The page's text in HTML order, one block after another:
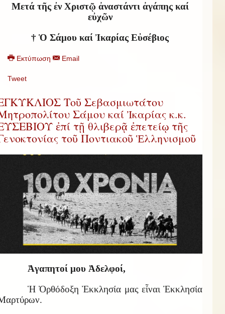
Μετά τῆς ἐν Χριστῷ ἀναστάντι ἀγάπης καί
εὐχῶν
† Ὁ Σάμου καί Ἰκαρίας Εὐσέβιος
Εκτύπωση Email
Tweet
Τοῦ Σεβασμιωτάτου
Σάμου καί Ἰκαρίας κ.κ.
ἐπί τῇ θλιβερᾷ ἐπετείῳ τῆς
τοῦ Ποντιακοῦ Ἑλληνισμοῦ
Ἀγαπητοί μου Ἀδελφοί,
Ἡ Ὀρθόδοξη Ἐκκλησία μας εἶναι Ἐκκλησία